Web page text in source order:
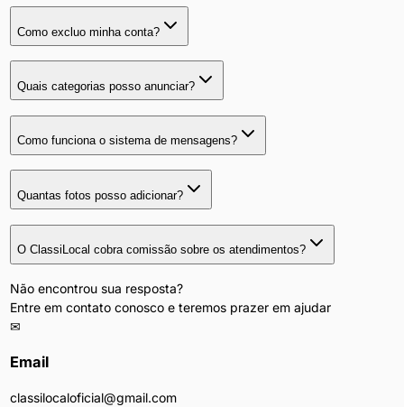
Como excluo minha conta?
Quais categorias posso anunciar?
Como funciona o sistema de mensagens?
Quantas fotos posso adicionar?
O ClassiLocal cobra comissão sobre os atendimentos?
Não encontrou sua resposta?
Entre em contato conosco e teremos prazer em ajudar
✉
Email
classilocaloficial@gmail.com